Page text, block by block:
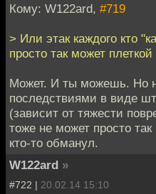
Кому: W122ard, #719
> Или этак каждого кто
просто так может
Может. И ты можешь. Но
последствиями в виде
(зависит от тяжести
тоже не может просто
кто-то обманул.
W122ard »
#722 | 20.02.14 15:10